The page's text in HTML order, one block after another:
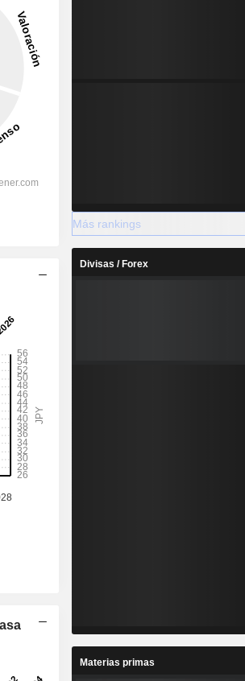
Más rankings
Divisas / Forex
Materias primas